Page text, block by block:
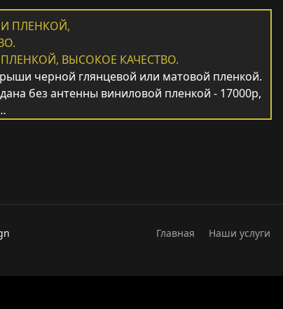
ВЫСОКОЕ КАЧЕСТВО.
черной глянцевой или матовой пленкой.
без антенны виниловой пленкой - 17000р,
Главная Наши услуги